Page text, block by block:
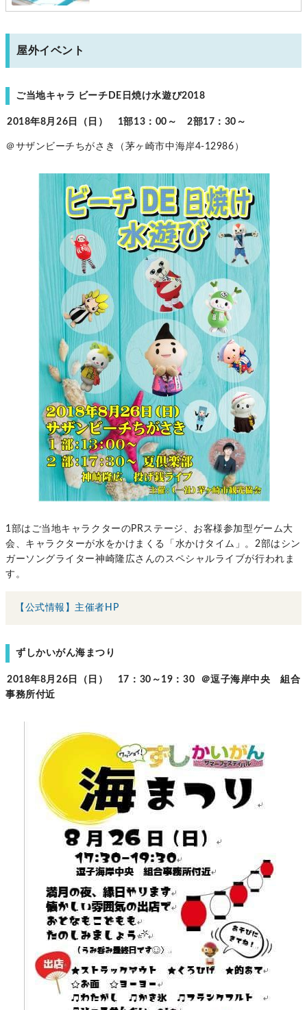
屋外イベント
ご当地キャラ ビーチDE日焼け水遊び2018
2018年8月26日（日） 1部13：00～ 2部17：30～
＠サザンビーチちがさき（茅ヶ崎市中海岸4‐12986）
1部はご当地キャラクターのPRステージ、お客様参加型ゲーム大
会、キャラクターが水をかけまくる「水かけタイム」。2部はシン
ガーソングライター神崎隆広さんのスペシャルライブが行われま
す。
【公式情報】主催者HP
ずしかいがん海まつり
2018年8月26日（日） 17：30～19：30 ＠逗子海岸中央 組合
事務所付近